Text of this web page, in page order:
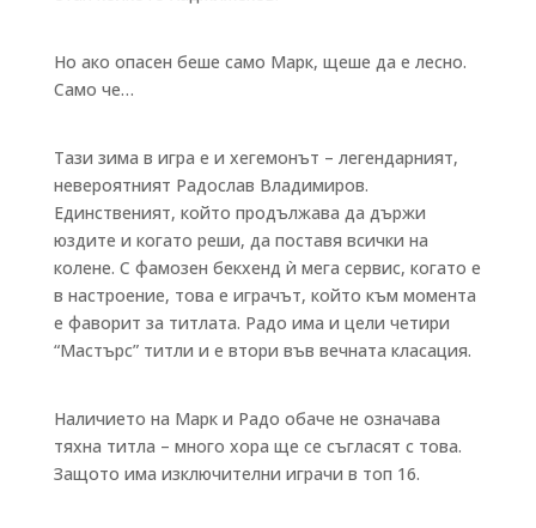
Но ако опасен беше само Марк, щеше да е лесно.
Само че…
Тази зима в игра е и хегемонът – легендарният,
невероятният Радослав Владимиров.
Единственият, който продължава да държи
юздите и когато реши, да поставя всички на
колене. С фамозен бекхенд ѝ мега сервис, когато е
в настроение, това е играчът, който към момента
е фаворит за титлата. Радо има и цели четири
“Мастърс” титли и е втори във вечната класация.
Наличието на Марк и Радо обаче не означава
тяхна титла – много хора ще се съгласят с това.
Защото има изключителни играчи в топ 16.